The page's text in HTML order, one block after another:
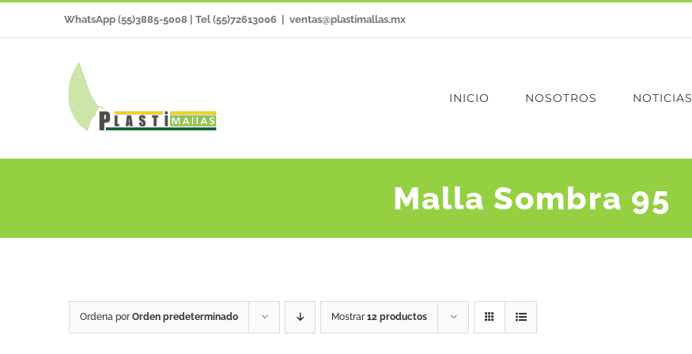
al
WhatsApp (55)3885-5008 | Tel (55)72613006 ventas@plastimallas.mx
INICIO NOSOTROS NOTICIAS
Malla Sombra 95
Ordena porOrden predeterminado Mostrar12 productos